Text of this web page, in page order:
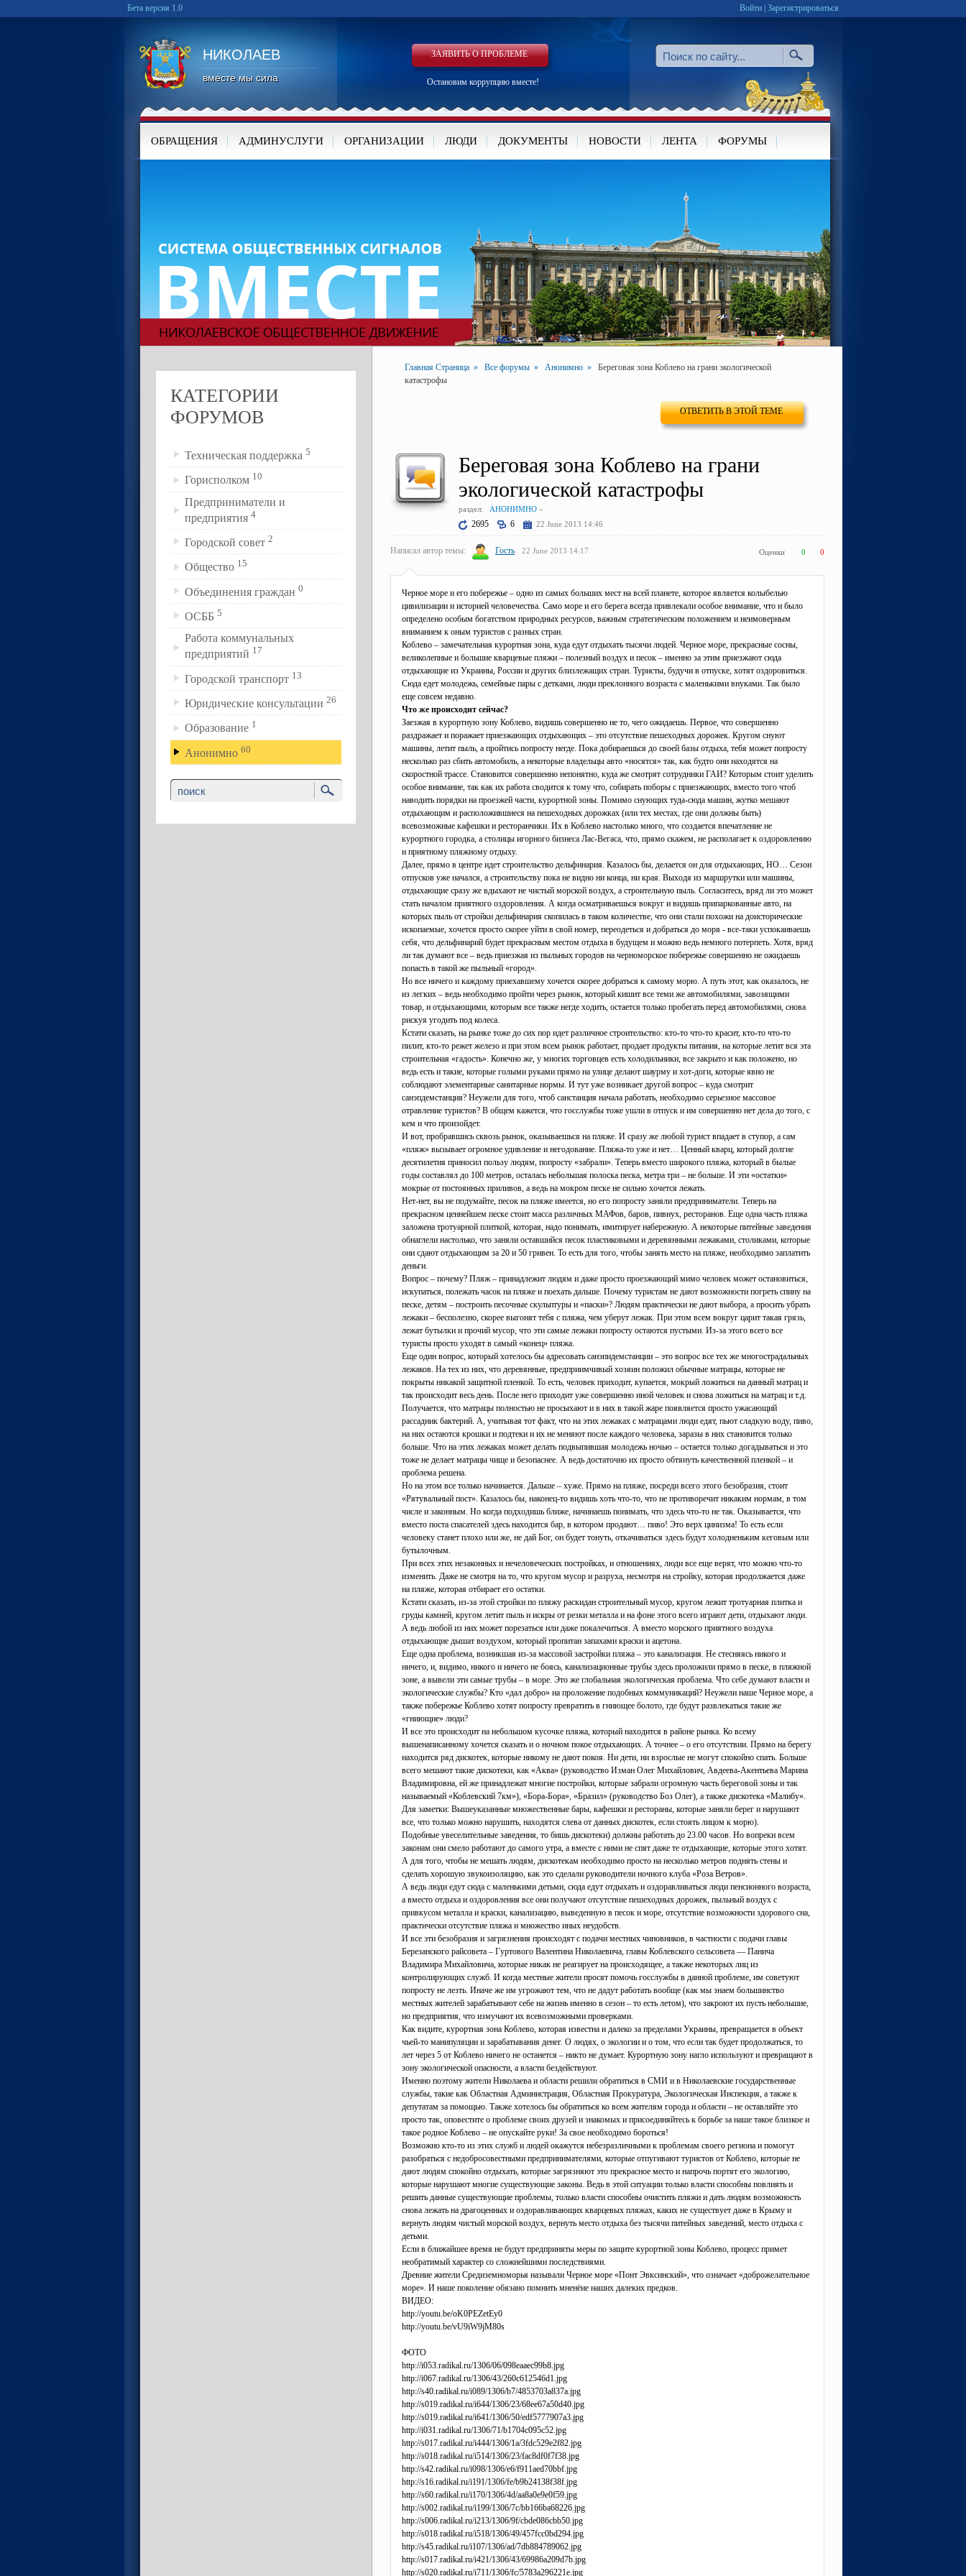
Войти Зарегистрироваться
Бета версия 1.0
НИКОЛАЕВ
вместе мы сила
ЗАЯВИТЬ О ПРОБЛЕМЕ
Остановим коррупцию вместе!
ОБРАЩЕНИЯ АДМИНУСЛУГИ ОРГАНИЗАЦИИ ЛЮДИ ДОКУМЕНТЫ НОВОСТИ ЛЕНТА ФОРУМЫ
КАТЕГОРИИ
ФОРУМОВ
Техническая поддержка 5
Горисполком 10
Предприниматели и
предприятия 4
Городской совет 2
Общество 15
Объединения граждан 0
ОСББ 5
Работа коммунальных
предприятий 17
Городской транспорт 13
Юридические консультации 26
Образование 1
Анонимно 60
Главная Страница » Все форумы » Анонимно » Береговая зона Коблево на грани экологической
катастрофы
ОТВЕТИТЬ В ЭТОЙ ТЕМЕ
Береговая зона Коблево на грани
экологической катастрофы
раздел: АНОНИМНО »
2695 6 22 June 2013 14:46
Оценки 0 0
Написал автор темы: Гость 22 June 2013 14:17
Черное море и его побережье – одно из самых больших мест на всей планете, которое является колыбелью
цивилизации и историей человечества. Само море и его берега всегда привлекали особое внимание, что и было
определено особым богатством природных ресурсов, важным стратегическим положением и неимоверным
вниманием к оным туристов с разных стран.
Коблево – замечательная курортная зона, куда едут отдыхать тысячи людей. Черное море, прекрасные сосны,
великолепные и большие кварцевые пляжи – полезный воздух и песок – именно за этим приезжают сюда
отдыхающие из Украины, России и других близлежащих стран. Туристы, будучи в отпуске, хотят оздоровиться.
Сюда едет молодежь, семейные пары с детками, люди преклонного возраста с маленькими внуками. Так было
еще совсем недавно.
Что же происходит сейчас?
Заезжая в курортную зону Коблево, видишь совершенно не то, чего ожидаешь. Первое, что совершенно
раздражает и поражает приезжающих отдыхающих – это отсутствие пешеходных дорожек. Кругом снуют
машины, летит пыль, а пройтись попросту негде. Пока добираешься до своей базы отдыха, тебя может попросту
несколько раз сбить автомобиль, а некоторые владельцы авто «носятся» так, как будто они находятся на
скоростной трассе. Становится совершенно непонятно, куда же смотрят сотрудники ГАИ? Которым стоит уделить
особое внимание, так как их работа сводится к тому что, собирать поборы с приезжающих, вместо того чтоб
наводить порядки на проезжей части, курортной зоны. Помимо снующих туда-сюда машин, жутко мешают
отдыхающим и расположившиеся на пешеходных дорожках (или тех местах, где они должны быть)
всевозможные кафешки и ресторанчики. Их в Коблево настолько много, что создается впечатление не
курортного городка, а столицы игорного бизнеса Лас-Вегаса, что, прямо скажем, не располагает к оздоровлению
и приятному пляжному отдыху.
Далее, прямо в центре идет строительство дельфинария. Казалось бы, делается он для отдыхающих, НО… Сезон
отпусков уже начался, а строительству пока не видно ни конца, ни края. Выходя из маршрутки или машины,
отдыхающие сразу же вдыхают не чистый морской воздух, а строительную пыль. Согласитесь, вряд ли это может
стать началом приятного оздоровления. А когда осматриваешься вокруг и видишь припаркованные авто, на
которых пыль от стройки дельфинария скопилась в таком количестве, что они стали похожи на доисторические
ископаемые, хочется просто скорее уйти в свой номер, переодеться и добраться до моря - все-таки успокаиваешь
себя, что дельфинарий будет прекрасным местом отдыха в будущем и можно ведь немного потерпеть. Хотя, вряд
ли так думают все – ведь приезжая из пыльных городов на черноморское побережье совершенно не ожидаешь
попасть в такой же пыльный «город».
Но все ничего и каждому приехавшему хочется скорее добраться к самому морю. А путь этот, как оказалось, не
из легких – ведь необходимо пройти через рынок, который кишит все теми же автомобилями, завозящими
товар, и отдыхающими, которым все также негде ходить, остается только пробегать перед автомобилями, снова
рискуя угодить под колеса.
Кстати сказать, на рынке тоже до сих пор идет различное строительство: кто-то что-то красит, кто-то что-то
пилит, кто-то режет железо и при этом всем рынок работает, продает продукты питания, на которые летит вся эта
строительная «гадость». Конечно же, у многих торговцев есть холодильники, все закрыто и как положено, но
ведь есть и такие, которые голыми руками прямо на улице делают шаурму и хот-доги, которые явно не
соблюдают элементарные санитарные нормы. И тут уже возникает другой вопрос – куда смотрит
санэпдемстанция? Неужели для того, чтоб санстанция начала работать, необходимо серьезное массовое
отравление туристов? В общем кажется, что госслужбы тоже ушли в отпуск и им совершенно нет дела до того, с
кем и что произойдет.
И вот, пробравшись сквозь рынок, оказываешься на пляже. И сразу же любой турист впадает в ступор, а сам
«пляж» вызывает огромное удивление и негодование. Пляжа-то уже и нет… Ценный кварц, который долгие
десятилетия приносил пользу людям, попросту «забрали». Теперь вместо широкого пляжа, который в былые
годы составлял до 100 метров, осталась небольшая полоска песка, метра три – не больше. И эти «остатки»
мокрые от постоянных приливов, а ведь на мокром песке не сильно хочется лежать.
Нет-нет, вы не подумайте, песок на пляже имеется, но его попросту заняли предприниматели. Теперь на
прекрасном ценнейшем песке стоит масса различных МАФов, баров, пивнух, ресторанов. Еще одна часть пляжа
заложена тротуарной плиткой, которая, надо понимать, имитирует набережную. А некоторые питейные заведения
обнаглели настолько, что заняли оставшийся песок пластиковыми и деревянными лежаками, столиками, которые
они сдают отдыхающим за 20 и 50 гривен. То есть для того, чтобы занять место на пляже, необходимо заплатить
деньги.
Вопрос – почему? Пляж – принадлежит людям и даже просто проезжающий мимо человек может остановиться,
искупаться, полежать часок на пляже и поехать дальше. Почему туристам не дают возможности погреть спину на
песке, детям – построить песочные скульптуры и «паски»? Людям практически не дают выбора, а просить убрать
лежаки – бесполезно, скорее выгонят тебя с пляжа, чем уберут лежак. При этом всем вокруг царит такая грязь,
лежат бутылки и прочий мусор, что эти самые лежаки попросту остаются пустыми. Из-за этого всего все
туристы просто уходят в самый «конец» пляжа.
Еще один вопрос, который хотелось бы адресовать санэпидемстанции – это вопрос все тех же многострадальных
лежаков. На тех из них, что деревянные, предприимчивый хозяин положил обычные матрацы, которые не
покрыты никакой защитной пленкой. То есть, человек приходит, купается, мокрый ложиться на данный матрац и
так происходит весь день. После него приходит уже совершенно иной человек и снова ложиться на матрац и т.д.
Получается, что матрацы полностью не просыхают и в них в такой жаре появляется просто ужасающий
рассадник бактерий. А, учитывая тот факт, что на этих лежаках с матрацами люди едят, пьют сладкую воду, пиво,
на них остаются крошки и подтеки и их не меняют после каждого человека, заразы в них становится только
больше. Что на этих лежаках может делать подвыпившая молодежь ночью – остается только догадываться и это
тоже не делает матрацы чище и безопаснее. А ведь достаточно их просто обтянуть качественной пленкой – и
проблема решена.
Но на этом все только начинается. Дальше – хуже. Прямо на пляже, посреди всего этого безобразия, стоит
«Рятувальный пост». Казалось бы, наконец-то видишь хоть что-то, что не противоречит никаким нормам, в том
числе и законным. Но когда подходишь ближе, начинаешь понимать, что здесь что-то не так. Оказывается, что
вместо поста спасателей здесь находится бар, в котором продают… пиво! Это верх цинизма! То есть если
человеку станет плохо или же, не дай Бог, он будет тонуть, откачиваться здесь будут холодненьким кеговым или
бутылочным.
При всех этих незаконных и нечеловеческих постройках, и отношениях, люди все еще верят, что можно что-то
изменить. Даже не смотря на то, что кругом мусор и разруха, несмотря на стройку, которая продолжается даже
на пляже, которая отбирает его остатки.
Кстати сказать, из-за этой стройки по пляжу раскидан строительный мусор, кругом лежит тротуарная плитка и
груды камней, кругом летит пыль и искры от резки металла и на фоне этого всего играют дети, отдыхают люди.
А ведь любой из них может порезаться или даже покалечиться. А вместо морского приятного воздуха
отдыхающие дышат воздухом, который пропитан запахами краски и ацетона.
Еще одна проблема, возникшая из-за массовой застройки пляжа – это канализация. Не стесняясь никого и
ничего, и, видимо, никого и ничего не боясь, канализационные трубы здесь проложили прямо в песке, в пляжной
зоне, а вывели эти самые трубы – в море. Это же глобальная экологическая проблема. Что себе думают власти и
экологические службы? Кто «дал добро» на проложение подобных коммуникаций? Неужели наше Черное море, а
также побережье Коблево хотят попросту превратить в гниющее болото, где будут развлекаться такие же
«гниющие» люди?
И все это происходит на небольшом кусочке пляжа, который находится в районе рынка. Ко всему
вышенаписанному хочется сказать и о ночном покое отдыхающих. А точнее – о его отсутствии. Прямо на берегу
находится ряд дискотек, которые никому не дают покоя. Ни дети, ни взрослые не могут спокойно спать. Больше
всего мешают такие дискотеки, как «Аква» (руководство Изман Олег Михайлович, Авдеева-Акентьева Марина
Владимировна, ей же принадлежат многие постройки, которые забрали огромную часть береговой зоны и так
называемый «Коблевский 7км»), «Бора-Бора», «Бразил» (руководство Боз Олег), а также дискотека «Малибу».
Для заметки: Вышеуказанные множественные бары, кафешки и рестораны, которые заняли берег и нарушают
все, что только можно нарушить, находятся слева от данных дискотек, если стоять лицом к морю).
Подобные увеселительные заведения, то бишь дискотеки) должны работать до 23.00 часов. Но вопреки всем
законам они смело работают до самого утра, а вместе с ними не спят даже те отдыхающие, которые этого хотят.
А для того, чтобы не мешать людям, дискотекам необходимо просто на несколько метров поднять стены и
сделать хорошую звукоизоляцию, как это сделали руководители ночного клуба «Роза Ветров».
А ведь люди едут сюда с маленькими детьми, сюда едут отдыхать и оздоравливаться люди пенсионного возраста,
а вместо отдыха и оздоровления все они получают отсутствие пешеходных дорожек, пыльный воздух с
привкусом металла и краски, канализацию, выведенную в песок и море, отсутствие возможности здорового сна,
практически отсутствие пляжа и множество иных неудобств.
И все эти безобразия и загрязнения происходят с подачи местных чиновников, в частности с подачи главы
Березанского райсовета – Гуртового Валентина Николаевича, главы Коблевского сельсовета — Панича
Владимира Михайловича, которые никак не реагирует на происходящее, а также некоторых лиц из
контролирующих служб. И когда местные жители просят помочь госслужбы в данной проблеме, им советуют
попросту не лезть. Иначе же им угрожают тем, что не дадут работать вообще (как мы знаем большинство
местных жителей зарабатывают себе на жизнь именно в сезон – то есть летом), что закроют их пусть небольшие,
но предприятия, что измучают их всевозможными проверками.
Как видите, курортная зона Коблево, которая известна и далеко за пределами Украины, превращается в объект
чьей-то манипуляции и зарабатывания денег. О людях, о экологии и о том, что если так будет продолжаться, то
лет через 5 от Коблево ничего не останется – никто не думает. Курортную зону нагло используют и превращают в
зону экологической опасности, а власти бездействуют.
Именно поэтому жители Николаева и области решили обратиться в СМИ и в Николаевские государственные
службы, такие как Областная Администрация, Областная Прокуратура, Экологическая Инспекция, а также к
депутатам за помощью. Также хотелось бы обратиться ко всем жителям города и области – не оставляйте это
просто так, оповестите о проблеме своих друзей и знакомых и присоединяйтесь к борьбе за наше такое близкое и
такое родное Коблево – не опускайте руки! За свое необходимо бороться!
Возможно кто-то из этих служб и людей окажутся небезразличными к проблемам своего региона и помогут
разобраться с недобросовестными предпринимателями, которые отпугивают туристов от Коблево, которые не
дают людям спокойно отдыхать, которые загрязняют это прекрасное место и напрочь портят его экологию,
которые нарушают многие существующие законы. Ведь в этой ситуации только власти способны повлиять и
решить данные существующие проблемы, только власти способны очистить пляжи и дать людям возможность
снова лежать на драгоценных и оздоравливающих кварцевых пляжах, каких не существует даже в Крыму и
вернуть людям чистый морской воздух, вернуть место отдыха без тысячи питейных заведений, место отдыха с
детьми.
Если в ближайшее время не будут предприняты меры по защите курортной зоны Коблево, процесс примет
необратимый характер со сложнейшими последствиями.
Древние жители Средиземноморья называли Черное море «Понт Эвксинский», что означает «доброжелательное
море». И наше поколение обязано помнить мненёие наших далеких предков.
ВИДЕО:
http://youtu.be/oK0PEZetEy0
http://youtu.be/vU9iW9jM80s
ФОТО
http://i053.radikal.ru/1306/06/098eaaec99b8.jpg
http://i067.radikal.ru/1306/43/260c612546d1.jpg
http://s40.radikal.ru/i089/1306/b7/4853703a837a.jpg
http://s019.radikal.ru/i644/1306/23/68ee67a50d40.jpg
http://s019.radikal.ru/i641/1306/50/edf5777907a3.jpg
http://i031.radikal.ru/1306/71/b1704c095c52.jpg
http://s017.radikal.ru/i444/1306/1a/3fdc529e2f82.jpg
http://s018.radikal.ru/i514/1306/23/fac8df0f7f38.jpg
http://s42.radikal.ru/i098/1306/e6/f911aed70bbf.jpg
http://s16.radikal.ru/i191/1306/fe/b9b24138f38f.jpg
http://s60.radikal.ru/i170/1306/4d/aa8a0e9e0f59.jpg
http://s002.radikal.ru/i199/1306/7c/bb166ba68226.jpg
http://s006.radikal.ru/i213/1306/9f/cbde086cbb50.jpg
http://s018.radikal.ru/i518/1306/49/457fcc0bd294.jpg
http://s45.radikal.ru/i107/1306/ad/7db884789062.jpg
http://s017.radikal.ru/i421/1306/43/69986a209d7b.jpg
http://s020.radikal.ru/i711/1306/fc/5783a296221e.jpg